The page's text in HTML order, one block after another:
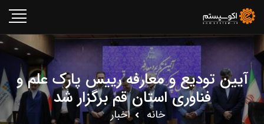
آیین تودیع و معارفه رییس پارک علم و
فناوری استان قم برگزار شد
خانه اخبار